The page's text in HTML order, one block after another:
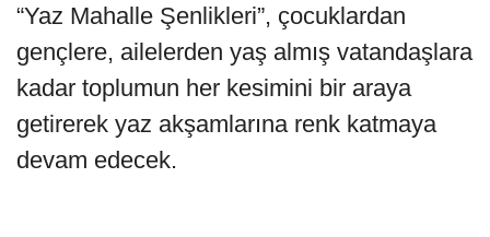
“Yaz Mahalle Şenlikleri”, çocuklardan
gençlere, ailelerden yaş almış vatandaşlara
kadar toplumun her kesimini bir araya
getirerek yaz akşamlarına renk katmaya
devam edecek.